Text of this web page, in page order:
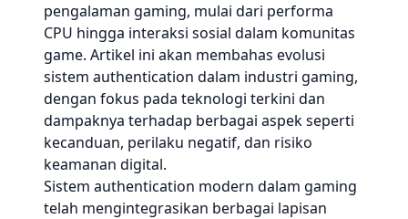
pengalaman gaming, mulai dari performa
CPU hingga interaksi sosial dalam komunitas
game. Artikel ini akan membahas evolusi
sistem authentication dalam industri gaming,
dengan fokus pada teknologi terkini dan
dampaknya terhadap berbagai aspek seperti
kecanduan, perilaku negatif, dan risiko
keamanan digital.
Sistem authentication modern dalam gaming
telah mengintegrasikan berbagai lapisan